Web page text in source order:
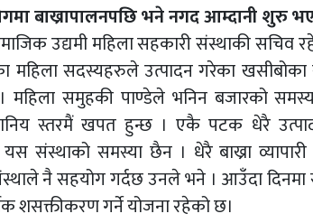
बाख्रापालनपछि भने नगद आम्दानी शुरु
उद्यमी महिला सहकारी संस्थाकी सचिव
महिला सदस्यहरुले उत्पादन गरेका
महिला समुहकी पाण्डेले भनिन बजारको
स्तरमैं खपत हुन्छ । एकै पटक धेरै
संस्थाको समस्या छैन । धेरै बाख्रा
नै सहयोग गर्दछ उनले भने । आउँदा दिनमा
शसक्तीकरण गर्ने योजना रहेको छ।